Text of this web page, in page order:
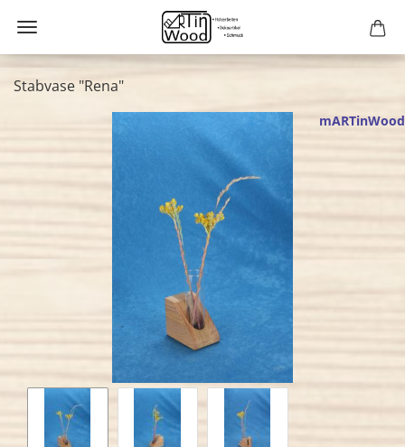
Stabvase "Rena"
mARTinWood